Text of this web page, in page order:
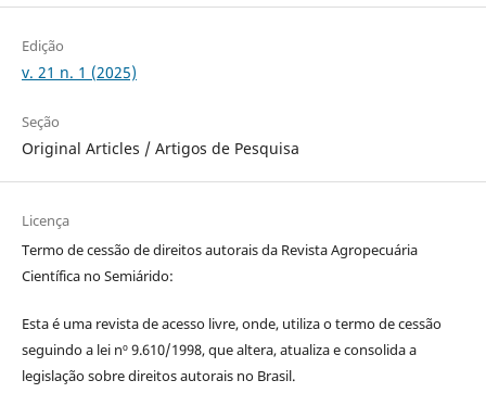
Edição
v. 21 n. 1 (2025)
Seção
Original Articles / Artigos de Pesquisa
Licença
Termo de cessão de direitos autorais da Revista Agropecuária
Científica no Semiárido:
Esta é uma revista de acesso livre, onde, utiliza o termo de cessão
seguindo a lei nº 9.610/1998, que altera, atualiza e consolida a
legislação sobre direitos autorais no Brasil.